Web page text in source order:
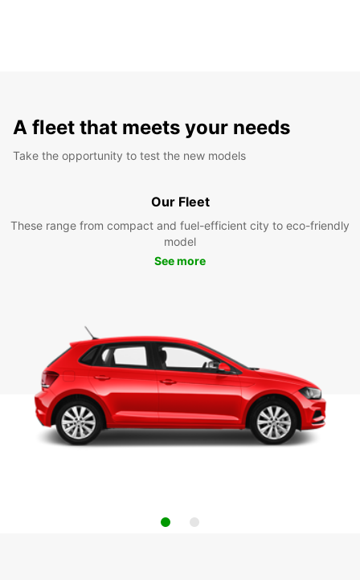
A fleet that meets your needs
Take the opportunity to test the new models
Our Fleet
These range from compact and fuel-efficient city to eco-friendly
model
See more